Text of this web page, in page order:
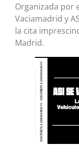
Organizada por
Vaciamadrid y
la cita
Madrid.